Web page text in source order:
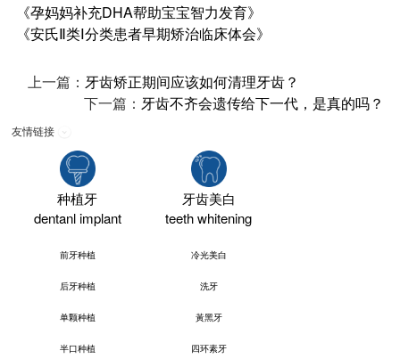
《孕妈妈补充DHA帮助宝宝智力发育》
《安氏Ⅱ类Ⅰ分类患者早期矫治临床体会》
上一篇： 牙齿矫正期间应该如何清理牙齿？
下一篇： 牙齿不齐会遗传给下一代，是真的吗？
友情链接
种植牙
dentanl implant
前牙种植
后牙种植
单颗种植
半口种植
牙齿美白
teeth whitening
冷光美白
洗牙
黃黑牙
四环素牙